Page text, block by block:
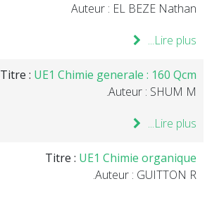
Auteur : EL BEZE Nathan
Lire plus...
Titre : UE1 Chimie generale : 160 Qcm...
Auteur : SHUM M.
Lire plus...
Titre : UE1 Chimie organique
Auteur : GUITTON R.